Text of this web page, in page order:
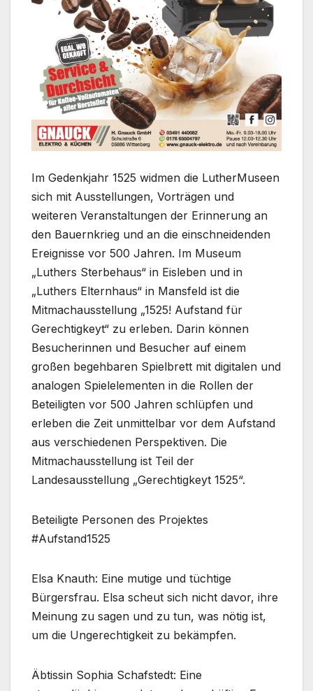
Im Gedenkjahr 1525 widmen die LutherMuseen
sich mit Ausstellungen, Vorträgen und
weiteren Veranstaltungen der Erinnerung an
den Bauernkrieg und an die einschneidenden
Ereignisse vor 500 Jahren. Im Museum
„Luthers Sterbehaus“ in Eisleben und in
„Luthers Elternhaus“ in Mansfeld ist die
Mitmachausstellung „1525! Aufstand für
Gerechtigkeyt“ zu erleben. Darin können
Besucherinnen und Besucher auf einem
großen begehbaren Spielbrett mit digitalen und
analogen Spielelementen in die Rollen der
Beteiligten vor 500 Jahren schlüpfen und
erleben die Zeit unmittelbar vor dem Aufstand
aus verschiedenen Perspektiven. Die
Mitmachausstellung ist Teil der
Landesausstellung „Gerechtigkeyt 1525“.
Beteiligte Personen des Projektes
#Aufstand1525
Elsa Knauth: Eine mutige und tüchtige
Bürgersfrau. Elsa scheut sich nicht davor, ihre
Meinung zu sagen und zu tun, was nötig ist,
um die Ungerechtigkeit zu bekämpfen.
Äbtissin Sophia Schafstedt: Eine